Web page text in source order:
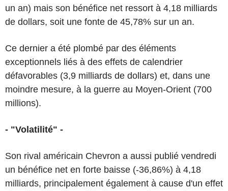
un an) mais son bénéfice net ressort à 4,18 milliards
de dollars, soit une fonte de 45,78% sur un an.
Ce dernier a été plombé par des éléments
exceptionnels liés à des effets de calendrier
défavorables (3,9 milliards de dollars) et, dans une
moindre mesure, à la guerre au Moyen-Orient (700
millions).
- "Volatilité" -
Son rival américain Chevron a aussi publié vendredi
un bénéfice net en forte baisse (-36,86%) à 4,18
milliards, principalement également à cause d'un effet